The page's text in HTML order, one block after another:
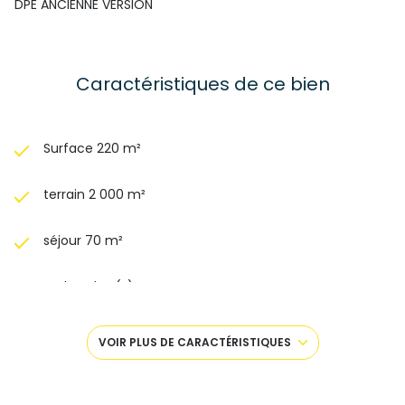
06 27 73 02 04
DPE ANCIENNE VERSION
Caractéristiques de ce bien
Surface 220 m²
terrain 2 000 m²
séjour 70 m²
4 chambre(s)
2 salle(s) de bain
VOIR PLUS DE CARACTÉRISTIQUES